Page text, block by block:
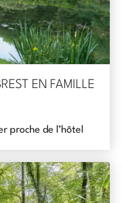
EN FAMILLE
proche de l’hôtel